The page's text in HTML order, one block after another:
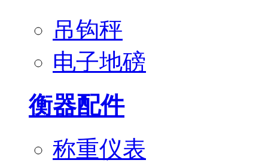
吊钩秤
电子地磅
衡器配件
称重仪表